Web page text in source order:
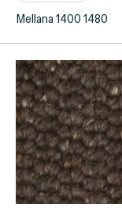
Mellana 1400 1480